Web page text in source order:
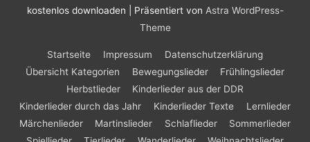
kostenlos downloaden | Präsentiert von Astra WordPress-
Theme
Startseite Impressum
Datenschutzerklärung
Übersicht Kategorien
Bewegungslieder
Frühlingslieder
Herbstlieder
Kinderlieder aus der DDR
Kinderlieder durch das Jahr
Kinderlieder Texte
Lernlieder
Märchenlieder
Martinslieder Schlaflieder
Sommerlieder